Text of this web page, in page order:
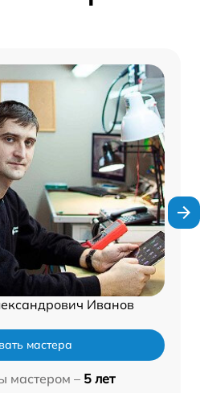
Иванов
мастера
мастером – 5 лет